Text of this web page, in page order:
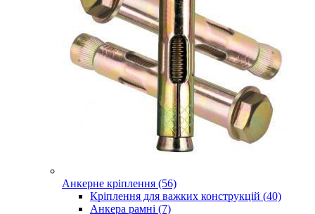
Анкерне кріплення (56)
Кріплення для важких конструкцій (40)
Анкера рамні (7)